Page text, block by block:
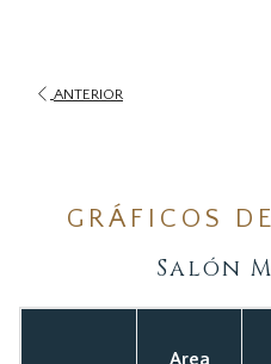
ANTERIOR
GRÁFICOS
Salón
Area